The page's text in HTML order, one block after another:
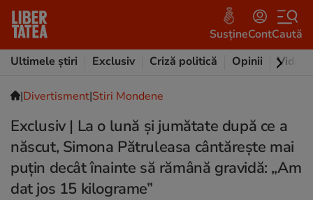
SusțineContCaută
Ultimele știri
Exclusiv Criză politică Opinii Video
|Divertisment|Stiri Mondene
Exclusiv | La o lună şi jumătate după ce a
născut, Simona Pătruleasa cântăreşte mai
puţin decât înainte să rămână gravidă: „Am
dat jos 15 kilograme”